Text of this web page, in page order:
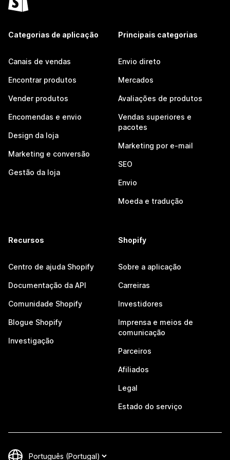
Categorias de aplicação
Canais de vendas
Encontrar produtos
Vender produtos
Encomendas e envio
Design da loja
Marketing e conversão
Gestão da loja
Principais categorias
Envio direto
Mercados
Avaliações de produtos
Vendas superiores e
pacotes
Marketing por e-mail
SEO
Envio
Moeda e tradução
Recursos
Centro de ajuda Shopify
Documentação da API
Comunidade Shopify
Blogue Shopify
Investigação
Shopify
Sobre a aplicação
Carreiras
Investidores
Imprensa e meios de
comunicação
Parceiros
Afiliados
Legal
Estado do serviço